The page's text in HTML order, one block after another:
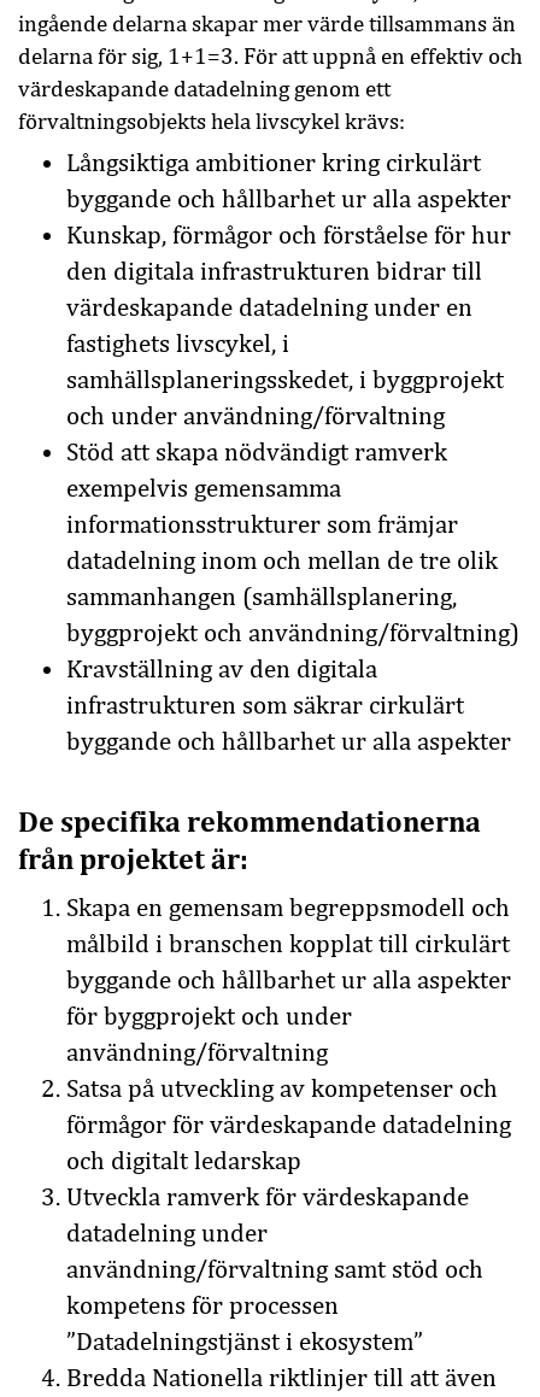
ingående delarna skapar mer värde tillsammans än
delarna för sig, 1+1=3. För att uppnå en effektiv och
värdeskapande datadelning genom ett
förvaltningsobjekts hela livscykel krävs:
Långsiktiga ambitioner kring cirkulärt
byggande och hållbarhet ur alla aspekter
Kunskap, förmågor och förståelse för hur
den digitala infrastrukturen bidrar till
värdeskapande datadelning under en
fastighets livscykel, i
samhällsplaneringsskedet, i byggprojekt
och under användning/förvaltning
Stöd att skapa nödvändigt ramverk
exempelvis gemensamma
informationsstrukturer som främjar
datadelning inom och mellan de tre olik
sammanhangen (samhällsplanering,
byggprojekt och användning/förvaltning)
Kravställning av den digitala
infrastrukturen som säkrar cirkulärt
byggande och hållbarhet ur alla aspekter
De specifika rekommendationerna
från projektet är:
Skapa en gemensam begreppsmodell och
målbild i branschen kopplat till cirkulärt
byggande och hållbarhet ur alla aspekter
för byggprojekt och under
användning/förvaltning
Satsa på utveckling av kompetenser och
förmågor för värdeskapande datadelning
och digitalt ledarskap
Utveckla ramverk för värdeskapande
datadelning under
användning/förvaltning samt stöd och
kompetens för processen
”Datadelningstjänst i ekosystem”
Bredda Nationella riktlinjer till att även